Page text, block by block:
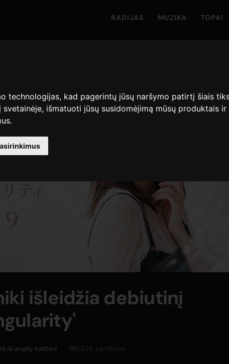
technologijas, kad pagerintų jūsų naršymo patirtį šiais
svetainėje, išmatuoti jūsų susidomėjimą mūsų produktais
.
RADIJAS MUZIKA TOPAI
išleidžia debiutinį
iš anglų kalbos 1,625 peržiūros